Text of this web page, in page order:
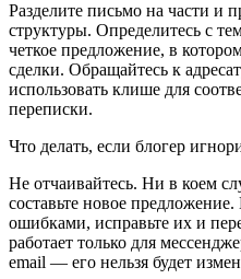
Разделите письмо на части и
структуры. Определитесь с
четкое предложение, в
сделки. Обращайтесь к
использовать клише для
переписки.
Что делать, если блогер
Не отчаивайтесь. Ни в коем
составьте новое
ошибками, исправьте их и
работает только для
email — его нельзя будет